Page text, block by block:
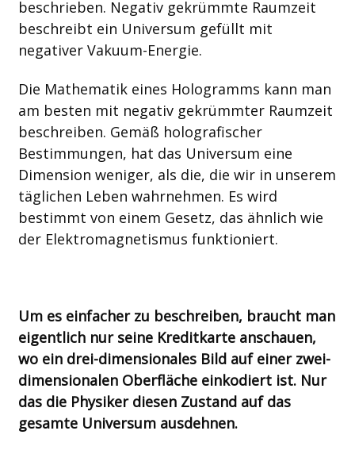
beschrieben. Negativ gekrümmte Raumzeit
beschreibt ein Universum gefüllt mit
negativer Vakuum-Energie.
Die Mathematik eines Hologramms kann man
am besten mit negativ gekrümmter Raumzeit
beschreiben. Gemäß holografischer
Bestimmungen, hat das Universum eine
Dimension weniger, als die, die wir in unserem
täglichen Leben wahrnehmen. Es wird
bestimmt von einem Gesetz, das ähnlich wie
der Elektromagnetismus funktioniert.
Um es einfacher zu beschreiben, braucht man
eigentlich nur seine Kreditkarte anschauen,
wo ein drei-dimensionales Bild auf einer zwei-
dimensionalen Oberfläche einkodiert ist. Nur
das die Physiker diesen Zustand auf das
gesamte Universum ausdehnen.